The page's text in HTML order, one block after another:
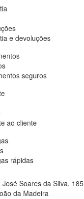
e devoluções
seguros
ao cliente
rápidas
José Soares da Silva, 185
da Madeira